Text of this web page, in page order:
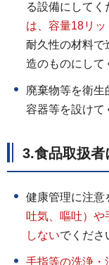
る設備にしてく
は、容量18リ
耐久性の材料で
造のものにして
廃棄物等を衛生
容器等を設けて
3.食品取扱者
健康管理に注意
吐気、嘔吐）や
しないでくださ
手指等の洗浄・